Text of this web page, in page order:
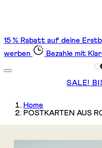
15 % Rabatt auf deine
werben
Bezahle mit
SALE!
Home
POSTKARTEN AUS